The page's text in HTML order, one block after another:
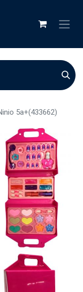
5a+(433662)